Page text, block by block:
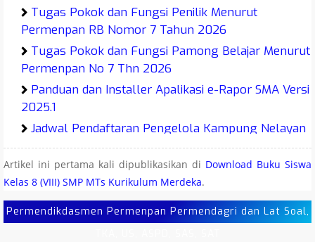
Tugas Pokok dan Fungsi Penilik Menurut
Permenpan RB Nomor 7 Tahun 2026
Tugas Pokok dan Fungsi Pamong Belajar Menurut
Permenpan No 7 Thn 2026
Panduan dan Installer Apalikasi e-Rapor SMA Versi
2025.1
Jadwal Pendaftaran Pengelola Kampung Nelayan
Merah Putih (KNMP) Tahun 2026
Juknis O2SN SMA MA SMK Tahun 2026
Juknis O2SN SMP MTs Tahun 2026
Juknis O2SN SD MI Tahun 2026
Artikel ini pertama kali dipublikasikan di Download Buku Siswa
Kelas 8 (VIII) SMP MTs Kurikulum Merdeka.
Permendikdasmen Permenpan Permendagri dan Lat Soal,